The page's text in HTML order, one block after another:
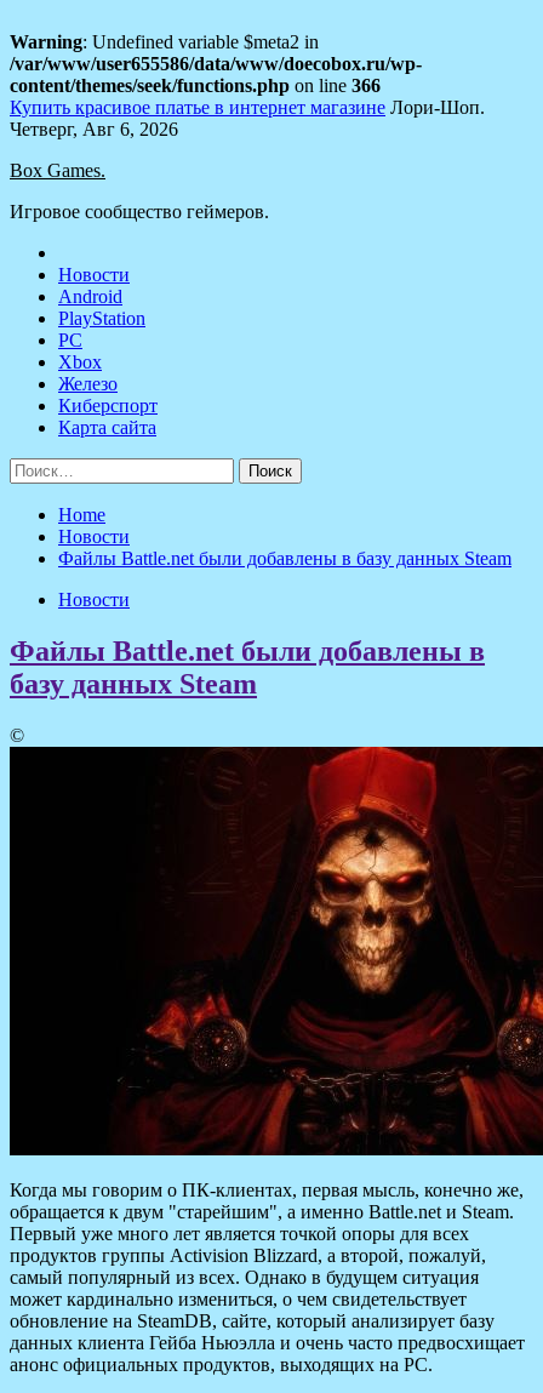
Warning: Undefined variable $meta2 in
/var/www/user655586/data/www/doecobox.ru/wp-
content/themes/seek/functions.php on line 366
Купить красивое платье в интернет магазине Лори-Шоп.
Skip
content
Четверг, Авг 6, 2026
Box Games.
Игровое сообщество геймеров.
Новости
Android
PlayStation
PC
Xbox
Железо
Киберспорт
Карта сайта
Найти:
Home
Новости
Файлы Battle.net были добавлены в базу данных Steam
Новости
Файлы Battle.net были добавлены в
базу данных Steam
©
Когда мы говорим о ПК-клиентах, первая мысль, конечно же,
обращается к двум "старейшим", а именно Battle.net и Steam.
Первый уже много лет является точкой опоры для всех
продуктов группы Activision Blizzard, а второй, пожалуй,
самый популярный из всех. Однако в будущем ситуация
может кардинально измениться, о чем свидетельствует
обновление на SteamDB, сайте, который анализирует базу
данных клиента Гейба Ньюэлла и очень часто предвосхищает
анонс официальных продуктов, выходящих на PC.